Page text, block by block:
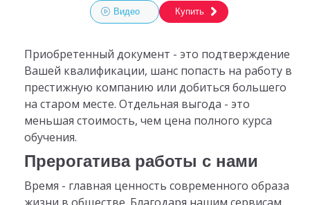
Видео Купить
Приобретенный документ - это подтверждение
Вашей квалификации, шанс попасть на работу в
престижную компанию или добиться большего
на старом месте. Отдельная выгода - это
меньшая стоимость, чем цена полного курса
обучения.
Прерогатива работы с нами
Время - главная ценность современного образа